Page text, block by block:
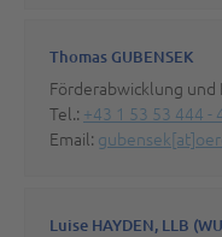
Thomas GUBENSEK
Förderabwicklung
Tel.: +43 1 53 53 444 -
Email:
Luise HAYDEN, LLB